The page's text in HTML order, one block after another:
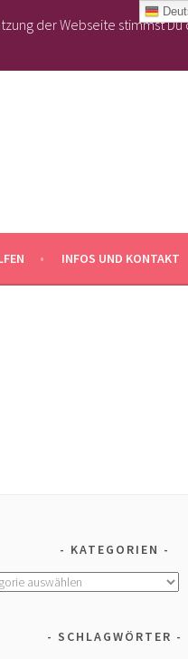
INFOS UND KONTAKT
KATEGORIEN
SCHLAGWÖRTER
der Webseite stimmst